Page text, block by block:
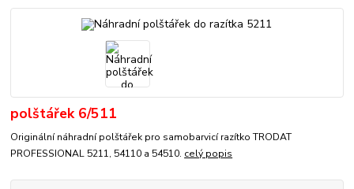
polštářek 6/511
Originální náhradní polštářek pro samobarvicí razítko TRODAT
PROFESSIONAL 5211, 54110 a 54510. celý popis